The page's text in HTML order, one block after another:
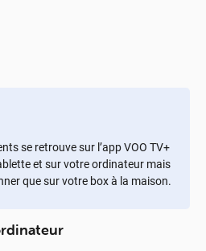
se retrouve sur l’app VOO TV+
et sur votre ordinateur mais
que sur votre box à la maison.